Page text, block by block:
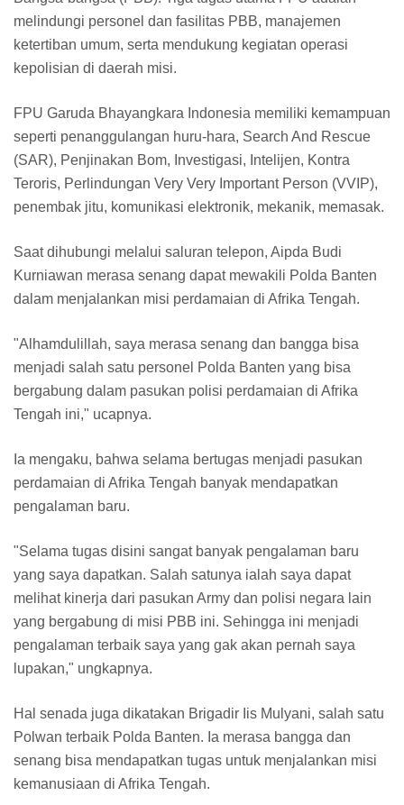
melindungi personel dan fasilitas PBB, manajemen
ketertiban umum, serta mendukung kegiatan operasi
kepolisian di daerah misi.
FPU Garuda Bhayangkara Indonesia memiliki kemampuan
seperti penanggulangan huru-hara, Search And Rescue
(SAR), Penjinakan Bom, Investigasi, Intelijen, Kontra
Teroris, Perlindungan Very Very Important Person (VVIP),
penembak jitu, komunikasi elektronik, mekanik, memasak.
Saat dihubungi melalui saluran telepon, Aipda Budi
Kurniawan merasa senang dapat mewakili Polda Banten
dalam menjalankan misi perdamaian di Afrika Tengah.
"Alhamdulillah, saya merasa senang dan bangga bisa
menjadi salah satu personel Polda Banten yang bisa
bergabung dalam pasukan polisi perdamaian di Afrika
Tengah ini," ucapnya.
Ia mengaku, bahwa selama bertugas menjadi pasukan
perdamaian di Afrika Tengah banyak mendapatkan
pengalaman baru.
"Selama tugas disini sangat banyak pengalaman baru
yang saya dapatkan. Salah satunya ialah saya dapat
melihat kinerja dari pasukan Army dan polisi negara lain
yang bergabung di misi PBB ini. Sehingga ini menjadi
pengalaman terbaik saya yang gak akan pernah saya
lupakan," ungkapnya.
Hal senada juga dikatakan Brigadir Iis Mulyani, salah satu
Polwan terbaik Polda Banten. Ia merasa bangga dan
senang bisa mendapatkan tugas untuk menjalankan misi
kemanusiaan di Afrika Tengah.